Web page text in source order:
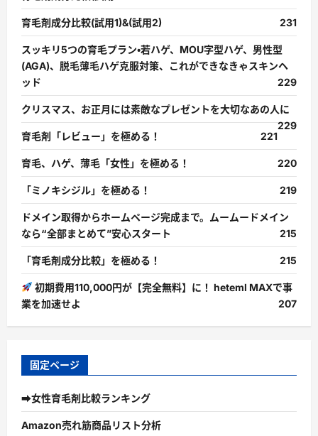
育毛剤成分比較(試用1)&(試用2) 231
スッキリ5つの育毛プラン・若ハゲ、MOU字型ハゲ、男性型
(AGA)、脱毛薄毛ハゲ克服対策、これができなきゃスキンヘ
ッド
229
クリスマス、お正月には素敵なプレゼントを大切なあの人に
229
育毛剤「レビュー」を極める！
221
育毛、ハゲ、薄毛「女性」を極める！ 220
「ミノキシジル」を極める！ 219
ドメイン取得からホームページ完成まで。ムームードメイン
なら“全部まとめて”安心スタート
215
「育毛剤成分比較」を極める！ 215
初期費用110,000円が【完全無料】に！ heteml MAXで事
業を加速せよ
207
固定ページ
➡女性育毛剤比較ランキング
Amazon売れ筋商品リスト分析